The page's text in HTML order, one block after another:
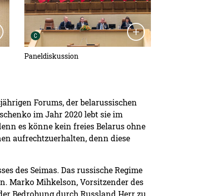
C Urheber der Grafik:
Paneldiskussion
Forums, der belarussischen
im Jahr 2020 lebt sie im
es könne kein freies Belarus ohne
aufrechtzuerhalten, denn diese
des Seimas. Das russische Regime
Marko Mihkelson, Vorsitzender des
Bedrohung durch Russland Herr zu